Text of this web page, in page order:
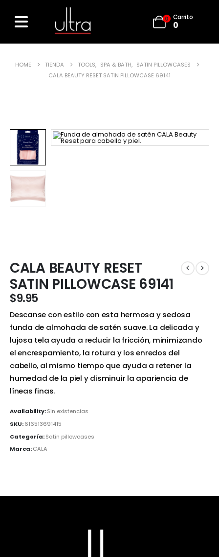
0 Carrito
0
HOME TIENDA TOOLS, SPA & BATH, SATIN PILLOWCASES
CALA BEAUTY RESET SATIN PILLOWCASE 69141
CALA BEAUTY RESET
SATIN PILLOWCASE 69141
$9.95
Descanse con estilo con esta hermosa y sedosa
funda de almohada de satén suave. La delicada y
lujosa tela ayuda a reducir la fricción, minimizando
el encrespamiento, la rotura y los enredos del
cabello, al mismo tiempo que ayuda a retener la
humedad de la piel y disminuir la apariencia de
líneas finas.
Availability:Sin existencias
SKU:616513691415
Categoría:Satin pillowcases
Marca:CALA